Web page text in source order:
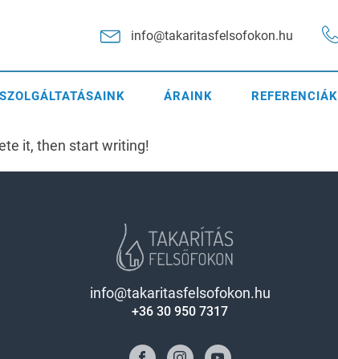
info@takaritasfelsofokon.hu
ÁRAINK REFERENCIÁK
it, then start writing!
info@takaritasfelsofokon.hu
+36 30 950 7317